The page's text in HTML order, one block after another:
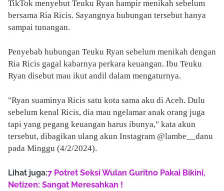
TikTok menyebut Teuku Ryan hampir menikah sebelum
bersama Ria Ricis. Sayangnya hubungan tersebut hanya
sampai tunangan.
Penyebab hubungan Teuku Ryan sebelum menikah dengan
Ria Ricis gagal kabarnya perkara keuangan. Ibu Teuku
Ryan disebut mau ikut andil dalam mengaturnya.
"Ryan suaminya Ricis satu kota sama aku di Aceh. Dulu
sebelum kenal Ricis, dia mau ngelamar anak orang juga
tapi yang pegang keuangan harus ibunya," kata akun
tersebut, dibagikan ulang akun Instagram @lambe__danu
pada Minggu (4/2/2024).
Lihat juga:7 Potret Seksi Wulan Guritno Pakai Bikini,
Netizen: Sangat Meresahkan !